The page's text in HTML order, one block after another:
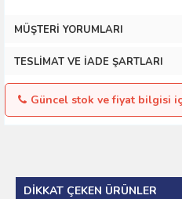
MÜŞTERI YORUMLARI
TESLIMAT VE İADE ŞARTLARI
Güncel stok ve fiyat bilgisi
DIKKAT ÇEKEN ÜRÜNLER